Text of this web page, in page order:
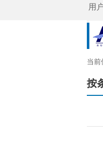
当前
按